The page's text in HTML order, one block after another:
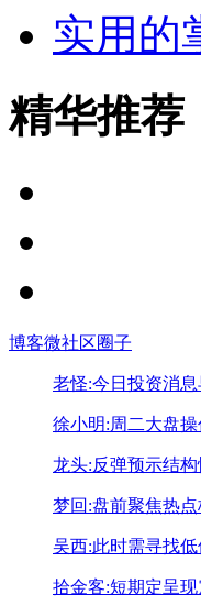
实用的
精华推荐
博客微社区圈子
老怪:今日投资消息
徐小明:周二大盘操
龙头:反弹预示结
梦回:盘前聚焦热
吴西:此时需寻找
拾金客:短期定呈